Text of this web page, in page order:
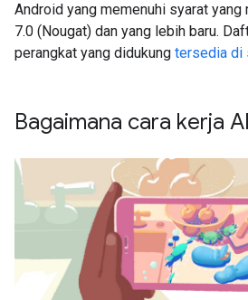
Android yang memenuhi syarat yang
7.0 (Nougat) dan yang lebih baru.
perangkat yang didukung tersedia di
Bagaimana cara kerja